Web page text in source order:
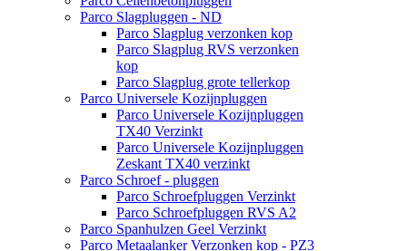
Parco Slagpluggen - ND
Parco Slagplug verzonken kop
Parco Slagplug RVS verzonken
kop
Parco Slagplug grote tellerkop
Parco Universele Kozijnpluggen
Parco Universele Kozijnpluggen
TX40 Verzinkt
Parco Universele Kozijnpluggen
Zeskant TX40 verzinkt
Parco Schroef - pluggen
Parco Schroefpluggen Verzinkt
Parco Schroefpluggen RVS A2
Parco Spanhulzen Geel Verzinkt
Parco Metaalanker Verzonken kop - PZ3